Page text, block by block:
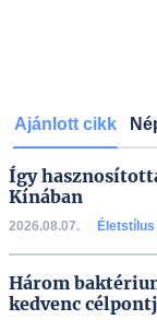
Ajánlott cikk
Így
Kínában
2026.08.07. Életstílus
Három
kedvenc